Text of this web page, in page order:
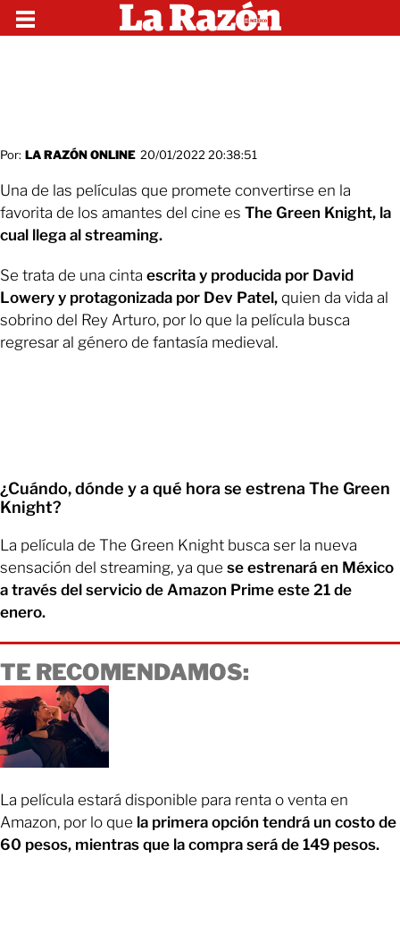
Por: LA RAZÓN ONLINE 20/01/2022 20:38:51
Una de las películas que promete convertirse en la
favorita de los amantes del cine es The Green Knight, la
cual llega al streaming.
Se trata de una cinta escrita y producida por David
Lowery y protagonizada por Dev Patel, quien da vida al
sobrino del Rey Arturo, por lo que la película busca
regresar al género de fantasía medieval.
¿Cuándo, dónde y a qué hora se estrena The Green
Knight?
La película de The Green Knight busca ser la nueva
sensación del streaming, ya que se estrenará en México
a través del servicio de Amazon Prime este 21 de
enero.
TE RECOMENDAMOS:
La película estará disponible para renta o venta en
Amazon, por lo que la primera opción tendrá un costo de
60 pesos, mientras que la compra será de 149 pesos.